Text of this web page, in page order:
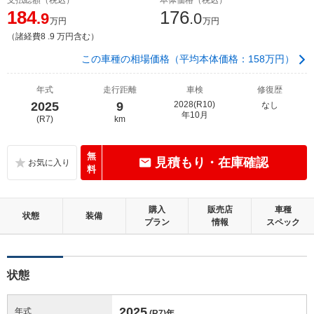
184.9万円
（諸経費8 .9 万円含む）
176.0万円
この車種の相場価格（平均本体価格：158万円）
年式
2025
(R7)
走行距離
9
km
車検
2028(R10)
年10月
修復歴
なし
無
料
見積もり・在庫確認
状態 装備
購入
プラン
販売店
情報
車種
スペック
状態
年式